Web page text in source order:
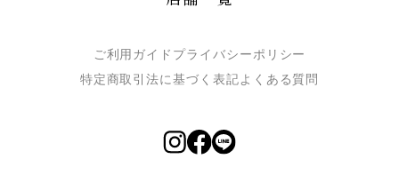
ご利用ガイド プライバシーポリシー
特定商取引法に基づく表記よくある質問